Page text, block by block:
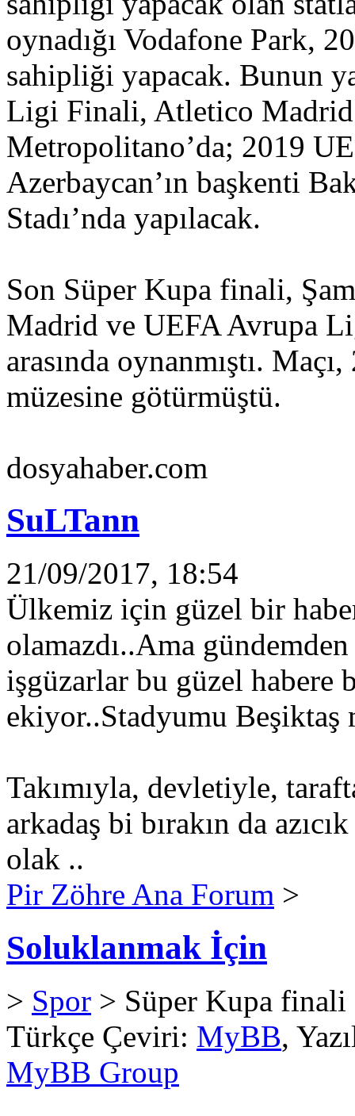
oynadığı Vodafone Park,
sahipliği yapacak. Bunun
Ligi Finali, Atletico
Metropolitano’da; 2019
Azerbaycan’ın başkenti
Stadı’nda yapılacak.
Son Süper Kupa finali,
Madrid ve UEFA Avrupa
arasında oynanmıştı.
müzesine götürmüştü.
dosyahaber.com
SuLTann
21/09/2017, 18:54
Ülkemiz için güzel bir
olamazdı..Ama
işgüzarlar bu güzel habere
ekiyor..Stadyumu Beşiktaş
Takımıyla, devletiyle,
arkadaş bi bırakın da
olak ..
Pir Zöhre Ana Forum >
Soluklanmak İçin
> Spor > Süper Kupa finali
Türkçe Çeviri: MyBB,
MyBB Group